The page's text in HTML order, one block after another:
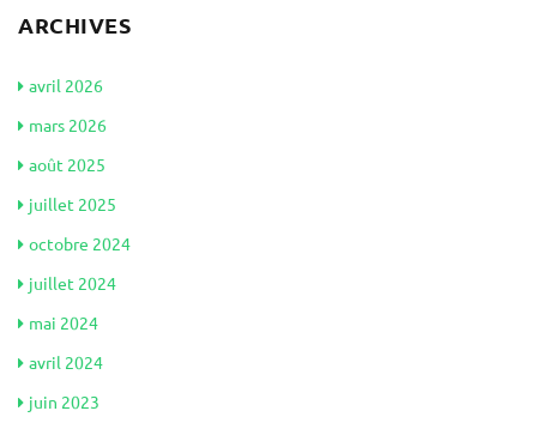
ARCHIVES
avril 2026
mars 2026
août 2025
juillet 2025
octobre 2024
juillet 2024
mai 2024
avril 2024
juin 2023